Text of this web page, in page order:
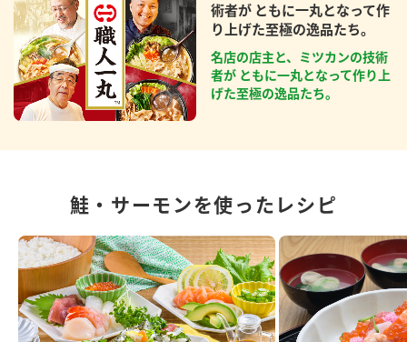
術者が ともに一丸となって作
り上げた至極の逸品たち。
名店の店主と、ミツカンの技術
者が ともに一丸となって作り上
げた至極の逸品たち。
鮭・サーモンを使ったレシピ